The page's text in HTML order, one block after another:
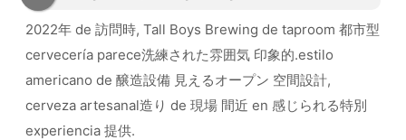
2022年 de 訪問時, Tall Boys Brewing de taproom 都市型
cervecería parece洗練された雰囲気 印象的.estilo
americano de 醸造設備 見えるオープン 空間設計,
cerveza artesanal造り de 現場 間近 en 感じられる特別
experiencia 提供.